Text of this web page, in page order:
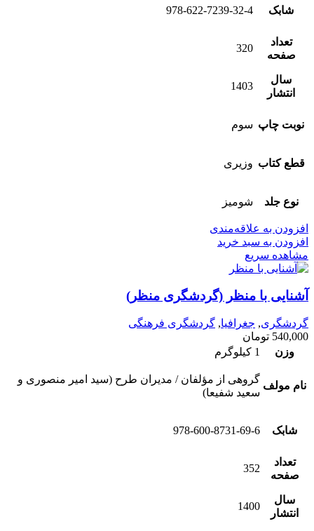
شابک 978-622-7239-32-4
تعداد
صفحه
320
سال
انتشار
1403
نوبت چاپ سوم
قطع کتاب وزیری
نوع جلد شومیز
افزودن به علاقه‌مندی
افزودن به سبد خرید
مشاهده سریع
آشنایی با منظر (گردشگری منظر)
گردشگری, جغرافیا, گردشگری فرهنگی
540,000 تومان
وزن
1 کیلوگرم
نام مولف
گروهی از مؤلفان / مدیران طرح (سید امیر منصوری و
سعید شفیعا)
شابک 978-600-8731-69-6
تعداد
صفحه
352
سال
انتشار
1400